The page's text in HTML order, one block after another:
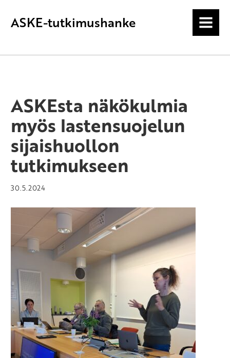
ASKE-tutkimushanke MENU
ASKEsta näkökulmia
myös lastensuojelun
sijaishuollon
tutkimukseen
30.5.2024